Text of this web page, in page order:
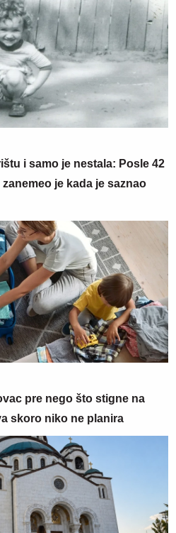
i samo je nestala: Posle 42
je kada je saznao
pre nego što stigne na
skoro niko ne planira